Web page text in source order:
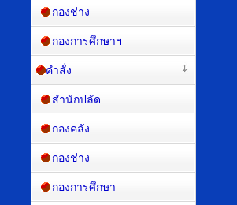
กองช่าง
กองการศึกษาฯ
คำสั่ง
สำนักปลัด
กองคลัง
กองช่าง
กองการศึกษา